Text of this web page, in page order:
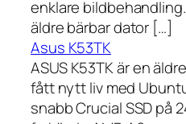
enklare bildbehandling.
äldre bärbar dator […]
Asus K53TK
ASUS K53TK är en
fått nytt liv med
snabb Crucial SSD på